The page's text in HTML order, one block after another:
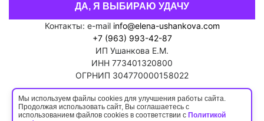
ДА, Я ВЫБИРАЮ УДАЧУ
Контакты: e-mail info@elena-ushankova.com
+7 (963) 993-42-87
ИП Ушанкова Е.М.
ИНН 773401320800
ОГРНИП 304770000158022
Политика конфиденциальности
Пользовательское соглашение
Мы используем файлы cookies для улучшения работы сайта.
Продолжая использовать сайт, Вы соглашаетесь с
использованием файлов cookies в соответствии с Политикой